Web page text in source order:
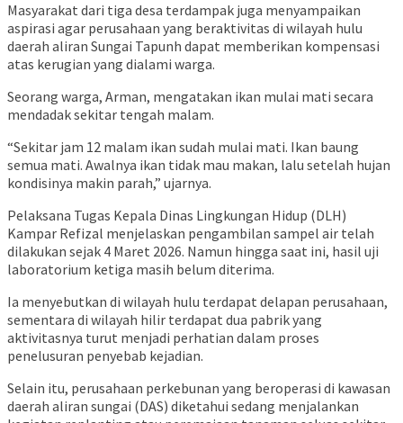
Masyarakat dari tiga desa terdampak juga menyampaikan
aspirasi agar perusahaan yang beraktivitas di wilayah hulu
daerah aliran Sungai Tapunh dapat memberikan kompensasi
atas kerugian yang dialami warga.
Seorang warga, Arman, mengatakan ikan mulai mati secara
mendadak sekitar tengah malam.
“Sekitar jam 12 malam ikan sudah mulai mati. Ikan baung
semua mati. Awalnya ikan tidak mau makan, lalu setelah hujan
kondisinya makin parah,” ujarnya.
Pelaksana Tugas Kepala Dinas Lingkungan Hidup (DLH)
Kampar Refizal menjelaskan pengambilan sampel air telah
dilakukan sejak 4 Maret 2026. Namun hingga saat ini, hasil uji
laboratorium ketiga masih belum diterima.
Ia menyebutkan di wilayah hulu terdapat delapan perusahaan,
sementara di wilayah hilir terdapat dua pabrik yang
aktivitasnya turut menjadi perhatian dalam proses
penelusuran penyebab kejadian.
Selain itu, perusahaan perkebunan yang beroperasi di kawasan
daerah aliran sungai (DAS) diketahui sedang menjalankan